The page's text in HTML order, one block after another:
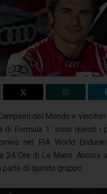
del Mondo e
di Formula 1: sono questi i
nel FIA World
24 Ore di Le Mans. Ancora
parte di questo gruppo.